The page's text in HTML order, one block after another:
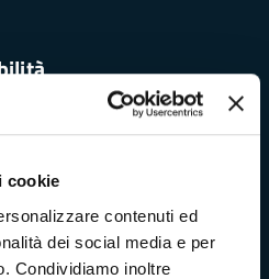
cookie
contenuti ed
dei social media e per
Condividiamo inoltre